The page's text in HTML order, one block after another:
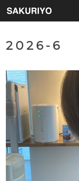
2026-6